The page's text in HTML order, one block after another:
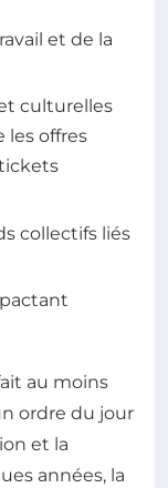
et de la
culturelles
les offres
collectifs liés
au moins
ordre du jour
et la
années, la